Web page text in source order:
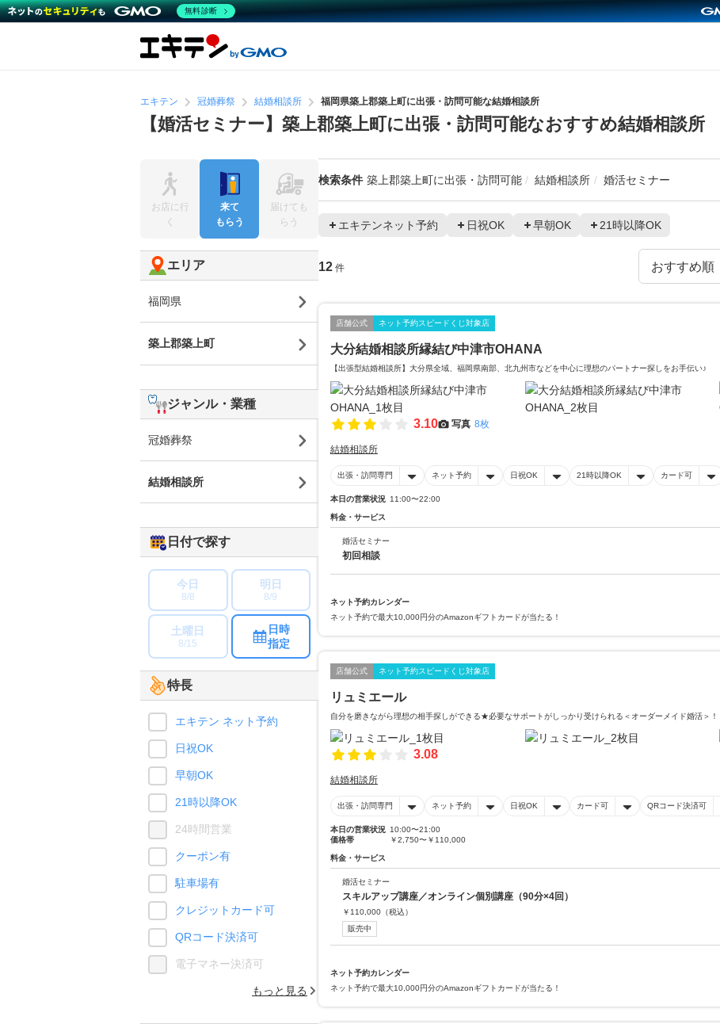
エキテン 冠婚葬祭 結婚相談所 福岡県築上郡築上町に出張・訪問可能な結婚相談所
【婚活セミナー】築上郡築上町に出張・訪問可能なおすすめ結婚相談所
検索条件 築上郡築上町に出張・訪問可能 結婚相談所 婚活セミナー
エキテンネット予約 日祝OK 早朝OK 21時以降OK
12 件
店舗公式 ネット予約スピードくじ対象店
大分結婚相談所縁結び中津市OHANA
【出張型結婚相談所】大分県全域、福岡県南部、北九州市などを中心に理想のパートナー探しをお手伝い♪
3.10 写真 8枚
結婚相談所
出張・訪問専門 ネット予約 日祝OK 21時以降OK カード可
本日の営業状況 11:00〜22:00
料金・サービス
婚活セミナー
初回相談
ネット予約カレンダー
ネット予約で最大10,000円分のAmazonギフトカードが当たる！
店舗公式 ネット予約スピードくじ対象店
リュミエール
自分を磨きながら理想の相手探しができる★必要なサポートがしっかり受けられる＜オーダーメイド婚活＞！
3.08
結婚相談所
出張・訪問専門 ネット予約 日祝OK カード可 QRコード決済可
本日の営業状況 10:00〜21:00
価格帯
￥2,750〜￥110,000
料金・サービス
婚活セミナー
スキルアップ講座／オンライン個別講座（90分×4回）
￥ 110,000 （税込）
販売中
ネット予約カレンダー
ネット予約で最大10,000円分のAmazonギフトカードが当たる！
お店に行
く
来て
もらう
届けても
らう
エリア
福岡県
築上郡築上町
ジャンル・業種
冠婚葬祭
結婚相談所
日付で探す
今日
8/8
明日
8/9
土曜日
8/15
日時
指定
特長
エキテン ネット予約
日祝OK
早朝OK
21時以降OK
24時間営業
クーポン有
駐車場有
クレジットカード可
QRコード決済可
電子マネー決済可
もっと見る
無料診断